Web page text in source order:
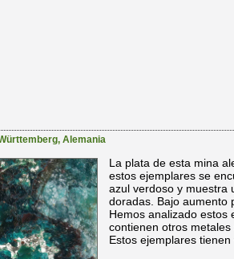
, Alemania
La plata de esta mina
estos ejemplares se
azul verdoso y muestra
doradas. Bajo aumento
Hemos analizado estos
contienen otros
Estos ejemplares